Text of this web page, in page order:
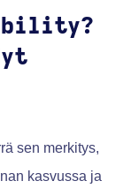
sen merkitys,
kasvussa ja